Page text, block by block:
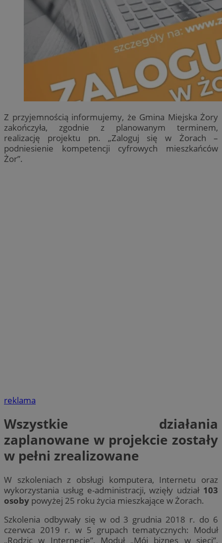
Z przyjemnością informujemy, że Gmina Miejska Żory
zakończyła, zgodnie z planowanym terminem,
realizację projektu pn. „Zaloguj się w Żorach –
podniesienie kompetencji cyfrowych mieszkańców
Żor”.
reklama
Wszystkie działania
zaplanowane w projekcie zostały
w pełni zrealizowane
W szkoleniach z obsługi komputera, Internetu oraz
wykorzystania usług e-administracji, wzięły udział 103
osoby powyżej 25 roku życia mieszkające w Żorach.
Szkolenia odbywały się w od 3 grudnia 2018 r. do 6
czerwca 2019 r. w 5 grupach tematycznych: Moduł
„Rodzic w Internecie”, Moduł „Mój biznes w sieci”,